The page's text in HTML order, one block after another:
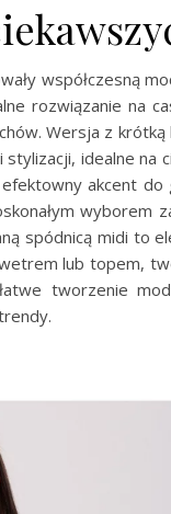
współczesną
rozwiązanie na
Wersja z
idealne
akcent do
wyborem
spódnicą midi to
lub topem,
tworzenie